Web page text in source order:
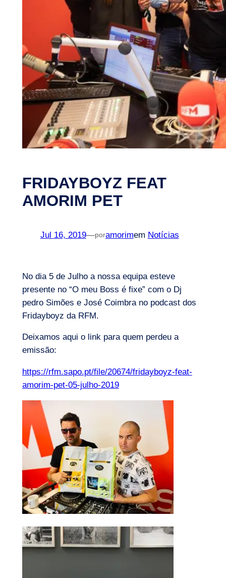
FRIDAYBOYZ FEAT
AMORIM PET
Jul 16, 2019—poramorimem Notícias
No dia 5 de Julho a nossa equipa esteve
presente no “O meu Boss é fixe” com o Dj
pedro Simões e José Coimbra no podcast dos
Fridayboyz da RFM.
Deixamos aqui o link para quem perdeu a
emissão:
https://rfm.sapo.pt/file/20674/fridayboyz-feat-
amorim-pet-05-julho-2019